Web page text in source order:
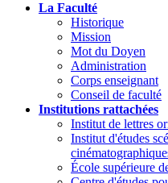
La Faculté
Historique
Mission
Mot du Doyen
Administration
Corps enseignant
Conseil de faculté
Institutions rattachées
Institut de lettres
Institut d'études
École supérieure